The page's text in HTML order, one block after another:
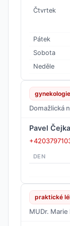
Čtvrtek
Pátek
Sobota
Neděle
Domažlická
Pavel
DEN
praktické
MUDr.